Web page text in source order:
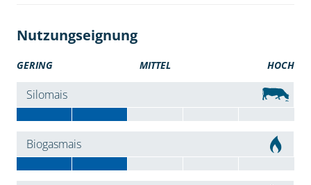
Nutzungseignung
GERING MITTEL HOCH
Silomais
Biogasmais